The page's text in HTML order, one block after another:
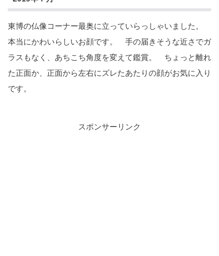
東博の仏像コーナー最奥に立っていらっしゃいました。
本当にかわいらしいお顔です。 手の届きそうな近さでガ
ラスもなく、あちこち角度を変えて鑑賞。 ちょっと離れ
た正面か、正面から左右にズレたあたりの顔がお気に入り
です。
スポンサーリンク